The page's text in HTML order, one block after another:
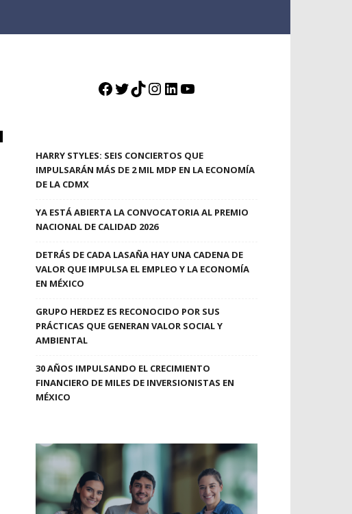
Facebook
Twitter
TikTok
Instagram
LinkedIn
YouTube
HARRY STYLES: SEIS CONCIERTOS QUE
IMPULSARÁN MÁS DE 2 MIL MDP EN LA ECONOMÍA
DE LA CDMX
YA ESTÁ ABIERTA LA CONVOCATORIA AL PREMIO
NACIONAL DE CALIDAD 2026
DETRÁS DE CADA LASAÑA HAY UNA CADENA DE
VALOR QUE IMPULSA EL EMPLEO Y LA ECONOMÍA
EN MÉXICO
GRUPO HERDEZ ES RECONOCIDO POR SUS
PRÁCTICAS QUE GENERAN VALOR SOCIAL Y
AMBIENTAL
30 AÑOS IMPULSANDO EL CRECIMIENTO
FINANCIERO DE MILES DE INVERSIONISTAS EN
MÉXICO